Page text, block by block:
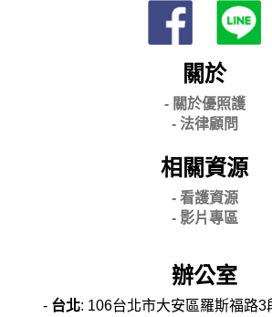
關於
- 關於優照護
- 法律顧問
相關資源
- 看護資源
- 影片專區
辦公室
- 台北: 106台北市大安區羅斯福路3